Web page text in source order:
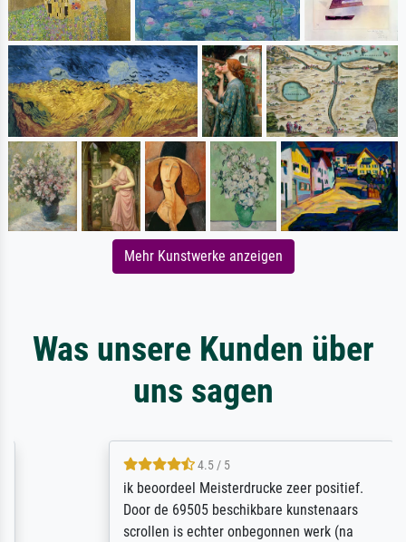
Mehr Kunstwerke anzeigen
Was unsere Kunden über
uns sagen
4.5 / 5
ik beoordeel Meisterdrucke zeer positief.
Door de 69505 beschikbare kunstenaars
scrollen is echter onbegonnen werk (na